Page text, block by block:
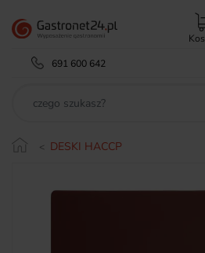
691 600 642
DESKI HACCP